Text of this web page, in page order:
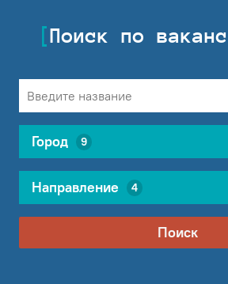
Поиск по
Город 9
Направление 4
Поиск